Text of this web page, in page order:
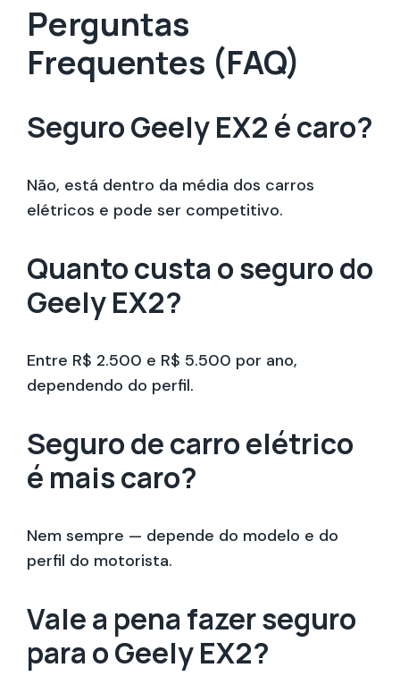
Perguntas
Frequentes (FAQ)
Seguro Geely EX2 é caro?
Não, está dentro da média dos carros
elétricos e pode ser competitivo.
Quanto custa o seguro do
Geely EX2?
Entre R$ 2.500 e R$ 5.500 por ano,
dependendo do perfil.
Seguro de carro elétrico
é mais caro?
Nem sempre — depende do modelo e do
perfil do motorista.
Vale a pena fazer seguro
para o Geely EX2?